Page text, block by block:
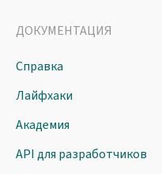
ДОКУМЕНТАЦИЯ
Справка
Лайфхаки
Академия
API для разработчиков